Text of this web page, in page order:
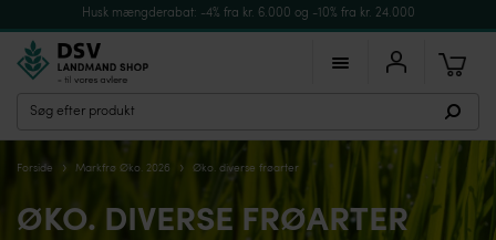
Husk mængderabat: -4% fra kr. 6.000 og -10% fra kr. 24.000
Forside › Markfrø Øko. 2026 › Øko. diverse frøarter
ØKO. DIVERSE FRØARTER